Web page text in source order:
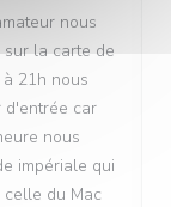
nous
la carte de
21h nous
d'entrée car
nous
impériale qui
du Mac